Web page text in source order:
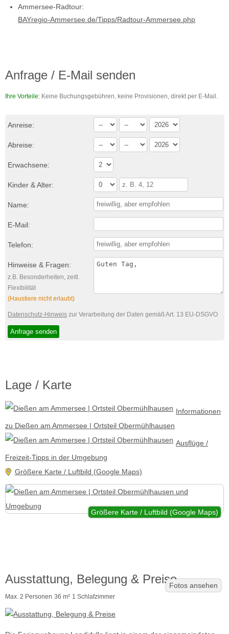
Ammersee-Radtour:
BAYregio-Ammersee.de/Tipps/Radtour-Ammersee.php
Anfrage / E-Mail senden
Ihre Vorteile: Keine Buchungsgebühren, keine Provisionen, direkt per E-Mail.
Anreise:
Abreise:
Erwachsene:
Kinder & Alter:
Name:
E-Mail:
Telefon:
Hinweise & Fragen:
z.B. Besonderheiten, zeitl.
Flexibilität
(Haustiere nicht erlaubt)
Datenschutz-Hinweis zur Verarbeitung der Daten gemäß Art. 13 EU-DSGVO
Lage / Karte
Informationen
zu Dießen am Ammersee | Ortsteil Obermühlhausen
Ausflüge /
Freizeit-Tipps in der Umgebung
Größere Karte / Luftbild (Google Maps)
Größere Karte / Luftbild (Google Maps)
Ausstattung, Belegung & Preise
Max. 2 Personen 36 m² 1 Schlafzimmer
Fotos ansehen